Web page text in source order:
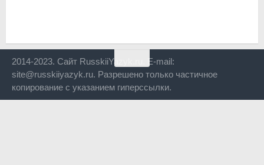
2014-2023. Сайт RusskiiYazyk.ru. E-mail:
site@russkiiyazyk.ru. Разрешено только частичное
копирование с указанием гиперссылки.